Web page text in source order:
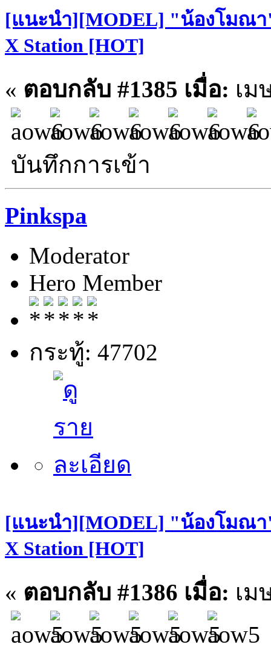
[แนะนำ][MODEL] "น้องโมณา
X Station [HOT]
« ตอบกลับ #1385 เมื่อ: เม
บันทึกการเข้า
Pinkspa
Moderator
Hero Member
กระทู้: 47702
[แนะนำ][MODEL] "น้องโมณา
X Station [HOT]
« ตอบกลับ #1386 เมื่อ: เม